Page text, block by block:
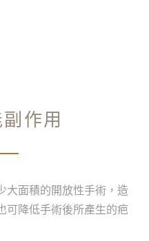
作用
大面積的開放性手術，造
可降低手術後所產生的疤